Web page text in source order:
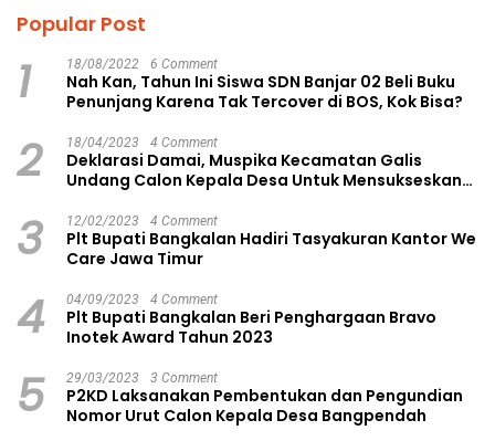
Popular Post
1 18/08/2022 6 Comment
Nah Kan, Tahun Ini Siswa SDN Banjar 02 Beli Buku
Penunjang Karena Tak Tercover di BOS, Kok Bisa?
2 18/04/2023 4 Comment
Deklarasi Damai, Muspika Kecamatan Galis
Undang Calon Kepala Desa Untuk Mensukseskan
3 12/02/2023 4 Comment
Plt Bupati Bangkalan Hadiri Tasyakuran Kantor We
Care Jawa Timur
4 04/09/2023 4 Comment
Plt Bupati Bangkalan Beri Penghargaan Bravo
Inotek Award Tahun 2023
5 29/03/2023 3 Comment
P2KD Laksanakan Pembentukan dan Pengundian
Nomor Urut Calon Kepala Desa Bangpendah